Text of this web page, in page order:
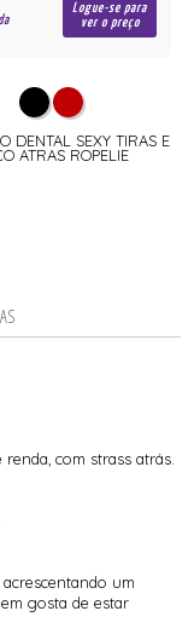
Logue-se para
ver o preço
DENTAL SEXY TIRAS E
ATRAS ROPELIE
com strass atrás.
um
gosta de estar